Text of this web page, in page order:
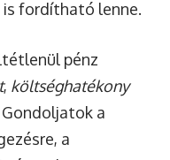
fordítható lenne.
pénz
, költséghatékony
a
a